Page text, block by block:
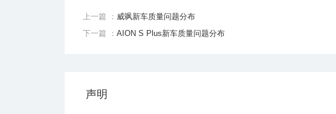
上一篇 ： 威飒新车质量问题分布
下一篇 ： AION S Plus新车质量问题分布
声明